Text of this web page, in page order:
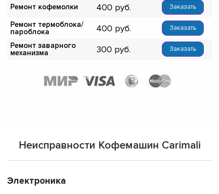
Ремонт кофемолки 400 Заказать
Ремонт термоблока/
пароблока
400 Заказать
Ремонт заварного
механизма
300 Заказать
Неисправности Кофемашин Carimali
Электроника